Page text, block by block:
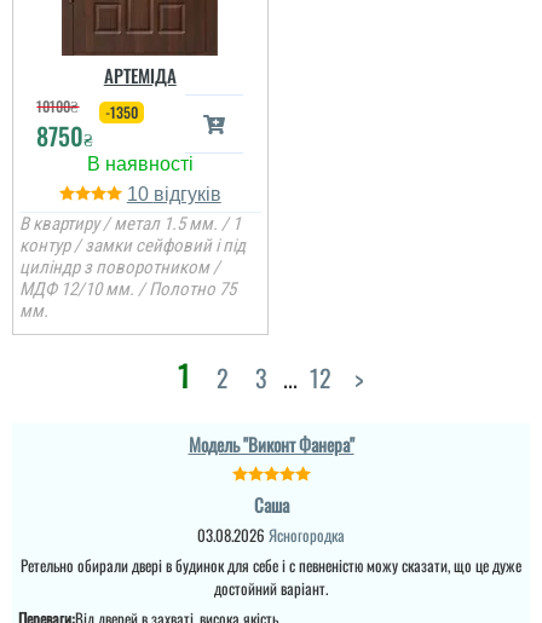
квартиру.Залишились
дууууже задоволені і
вартістю! ВСЕ НА
ВИЩОМУ РІВНІ ! Бажаю
процвітання компанії
,мо...
читати всі відгуки
Ретельно обирали двері
сказати, що це дуже
достойний варіант.
Леонід
АРТЕМІДА
10100₴
8750₴
-1350
10
В квартиру / метал 1.5 мм. / 1
контур / замки сейфовий і під
циліндр з поворотником /
МДФ 12/10 мм. / Полотно 75
мм.
1 2 3 ... 12 >
Модель "Виконт Фанера"
Саша
03.08.2026 Ясногородка
Ретельно обирали двері в будинок для себе і с певненістю можу сказати, що це дуже
достойний варіант.
Переваги:Від дверей в захваті, висока якість